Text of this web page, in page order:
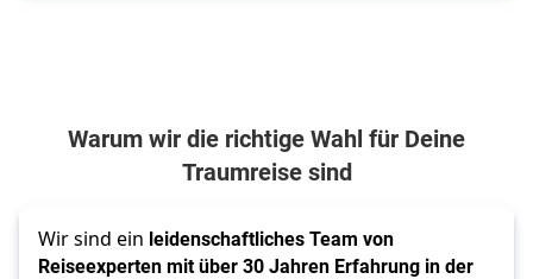
Warum wir die richtige Wahl für Deine
Traumreise sind
Wir sind ein leidenschaftliches Team von
Reiseexperten mit über 30 Jahren Erfahrung in der